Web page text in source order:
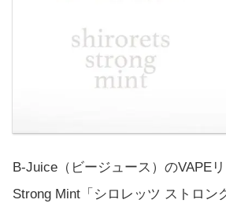
B-Juice（ビージュース）のVAPE
Strong Mint「シロレッツ ストロン